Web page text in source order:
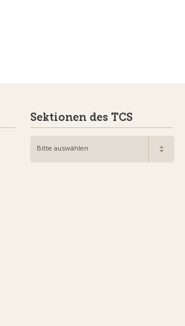
Sektionen des TCS
Bitte auswählen